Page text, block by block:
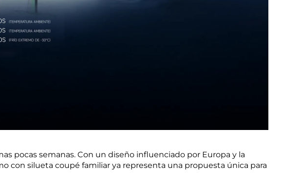
pocas semanas. Con un diseño influenciado por Europa y la
con silueta coupé familiar ya representa una propuesta única para